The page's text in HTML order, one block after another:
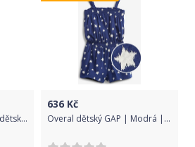
Strappy Smoked Overal dětský GAP | Modrá | Dívčí | XXL
636 Kč
Overal dětský GAP | Modrá | Dívčí | 4 roky